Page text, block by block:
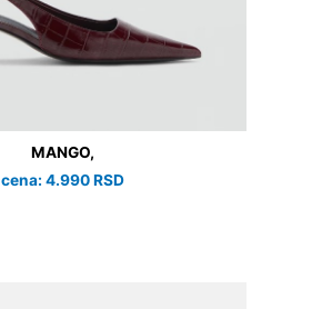
MANGO,
cena: 4.990 RSD